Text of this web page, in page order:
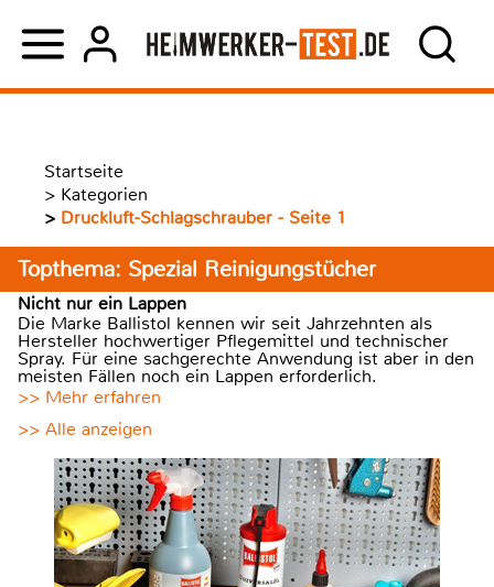
Startseite
> Kategorien
> Druckluft-Schlagschrauber - Seite 1
Topthema: Spezial Reinigungstücher
Nicht nur ein Lappen
Die Marke Ballistol kennen wir seit Jahrzehnten als
Hersteller hochwertiger Pflegemittel und technischer
Spray. Für eine sachgerechte Anwendung ist aber in den
meisten Fällen noch ein Lappen erforderlich.
>> Mehr erfahren
>> Alle anzeigen